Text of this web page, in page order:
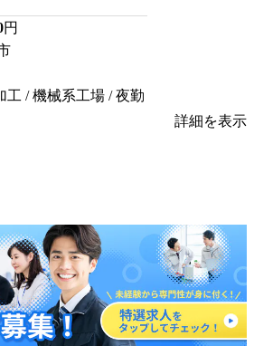
円
工 / 機械系工場 / 夜勤
詳細を表示